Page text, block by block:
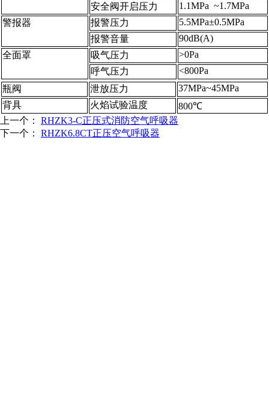
安全阀开启压力
1.1MPa ~1.7MPa
警报器
报警压力
5.5MPa±0.5MPa
报警音量
90dB(A)
全面罩
吸气压力
>0Pa
呼气压力
<800Pa
瓶阀
泄放压力
37MPa~45MPa
背具
火焰试验温度
800℃
上一个： RHZK3-C正压式消防空气呼吸器
下一个： RHZK6.8CT正压空气呼吸器